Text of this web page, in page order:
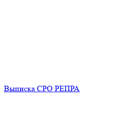
Выписка СРО РЕПРА